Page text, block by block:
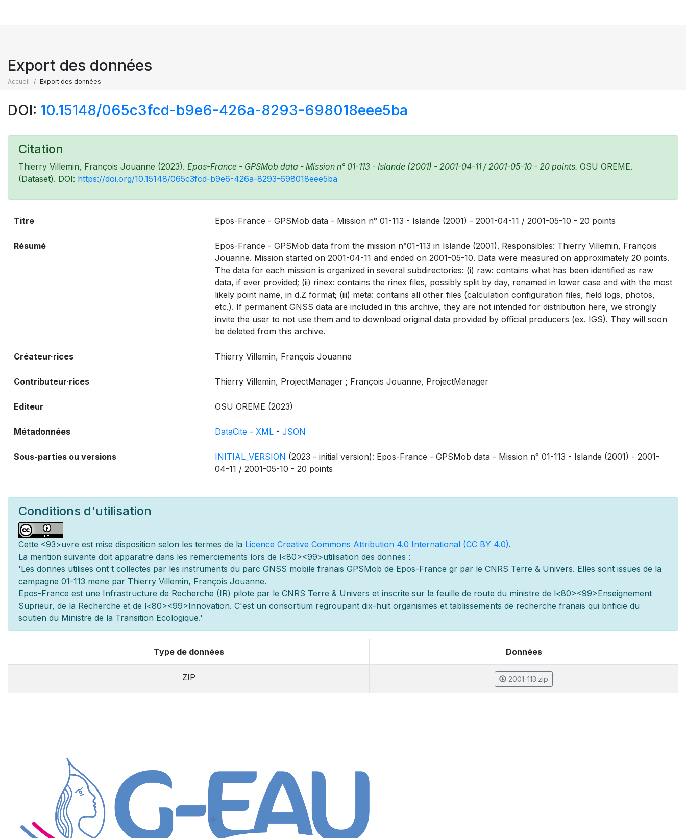
Export des données
Accueil Export des données
DOI: 10.15148/065c3fcd-b9e6-426a-8293-698018eee5ba
Citation
Thierry Villemin, François Jouanne (2023). Epos-France - GPSMob data - Mission n° 01-113 - Islande (2001) - 2001-04-11 / 2001-05-10 - 20 points. OSU OREME.
(Dataset). DOI: https://doi.org/10.15148/065c3fcd-b9e6-426a-8293-698018eee5ba
Titre Epos-France - GPSMob data - Mission n° 01-113 - Islande (2001) - 2001-04-11 / 2001-05-10 - 20 points
Résumé
Epos-France - GPSMob data from the mission n°01-113 in Islande (2001). Responsibles: Thierry Villemin, François
Jouanne. Mission started on 2001-04-11 and ended on 2001-05-10. Data were measured on approximately 20 points.
The data for each mission is organized in several subdirectories: (i) raw: contains what has been identified as raw
data, if ever provided; (ii) rinex: contains the rinex files, possibly split by day, renamed in lower case and with the most
likely point name, in d.Z format; (iii) meta: contains all other files (calculation configuration files, field logs, photos,
etc.). If permanent GNSS data are included in this archive, they are not intended for distribution here, we strongly
invite the user to not use them and to download original data provided by official producers (ex. IGS). They will soon
be deleted from this archive.
Créateur·rices Thierry Villemin, François Jouanne
Contributeur·rices Thierry Villemin, ProjectManager ; François Jouanne, ProjectManager
Editeur OSU OREME (2023)
Métadonnées DataCite - XML - JSON
Sous-parties ou versions INITIAL_VERSION (2023 - initial version): Epos-France - GPSMob data - Mission n° 01-113 - Islande (2001) - 2001-
04-11 / 2001-05-10 - 20 points
Conditions d'utilisation
Cette <93>uvre est mise disposition selon les termes de la Licence Creative Commons Attribution 4.0 International (CC BY 4.0).
La mention suivante doit apparatre dans les remerciements lors de l<80><99>utilisation des donnes :
'Les donnes utilises ont t collectes par les instruments du parc GNSS mobile franais GPSMob de Epos-France gr par le CNRS Terre & Univers. Elles sont issues de la
campagne 01-113 mene par Thierry Villemin, François Jouanne.
Epos-France est une Infrastructure de Recherche (IR) pilote par le CNRS Terre & Univers et inscrite sur la feuille de route du ministre de l<80><99>Enseignement
Suprieur, de la Recherche et de l<80><99>Innovation. C'est un consortium regroupant dix-huit organismes et tablissements de recherche franais qui bnficie du
soutien du Ministre de la Transition Ecologique.'
Type de données Données
ZIP 2001-113.zip